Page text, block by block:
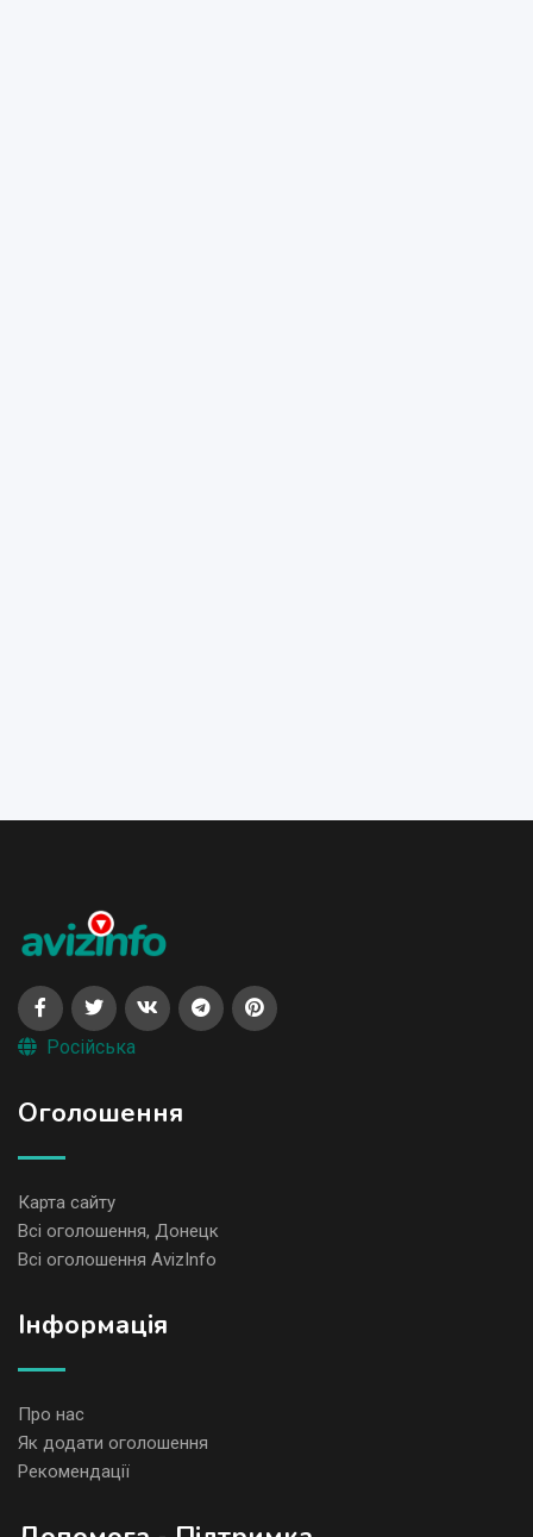
Російська
Оголошення
Карта сайту
Всі оголошення, Донецк
Всі оголошення AvizInfo
Iнформація
Про нас
Як додати оголошення
Рекомендації